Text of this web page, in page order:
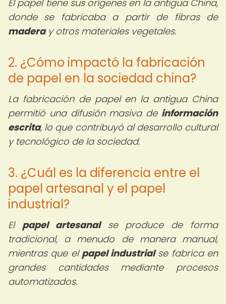
El papel tiene sus orígenes en la antigua China,
donde se fabricaba a partir de fibras de
maderay otros materiales vegetales.
2. ¿Cómo impactó la fabricación
de papel en la sociedad china?
La fabricación de papel en la antigua China
permitió una difusión masiva de información
escrita, lo que contribuyó al desarrollo cultural
y tecnológico de la sociedad.
3. ¿Cuál es la diferencia entre el
papel artesanal y el papel
industrial?
El papel artesanalse produce de forma
tradicional, a menudo de manera manual,
mientras que el papel industrialse fabrica en
grandes cantidades mediante procesos
automatizados.